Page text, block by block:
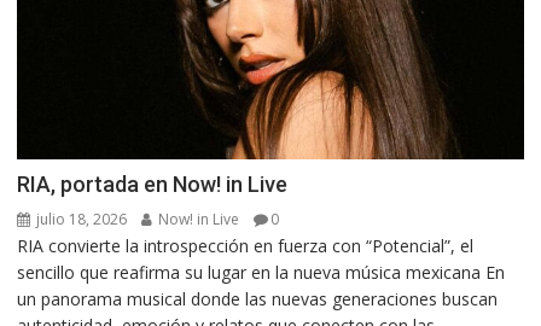
RIA, portada en Now! in Live
julio 18, 2026 Now! in Live 0
RIA convierte la introspección en fuerza con “Potencial”, el
sencillo que reafirma su lugar en la nueva música mexicana En
un panorama musical donde las nuevas generaciones buscan